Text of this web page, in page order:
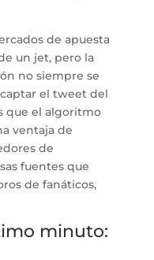
de apuesta
un jet, pero la
no siempre se
el tweet del
que el algoritmo
ventaja de
de
fuentes que
de fanáticos,
minuto: